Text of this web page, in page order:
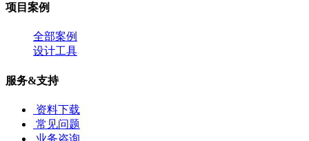
项目案例
全部案例
设计工具
服务&支持
资料下载
常见问题
业务咨询